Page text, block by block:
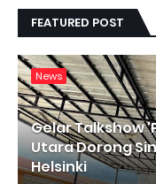
FEATURED POST
News
Gelar Talkshow
Utara Dorong
Helsinki